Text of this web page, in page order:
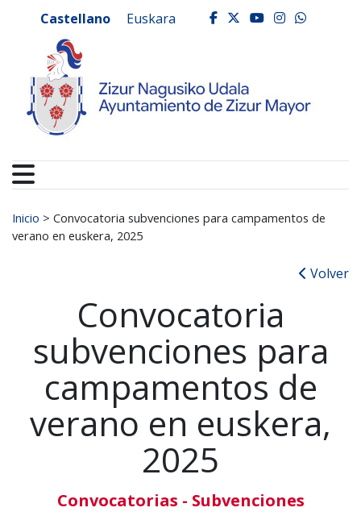
Ayuntamiento de
Castellano Euskara facebook
twitter
youtube
Buscar:
Inicio > Convocatoria subvenciones para campamentos de
verano en euskera, 2025
Volver
Convocatoria
subvenciones para
campamentos de
verano en euskera,
2025
Convocatorias - Subvenciones